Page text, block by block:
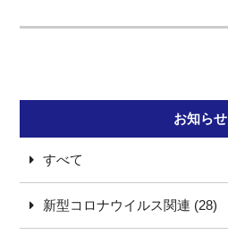
お知らせ
すべて
新型コロナウイルス関連 (28)